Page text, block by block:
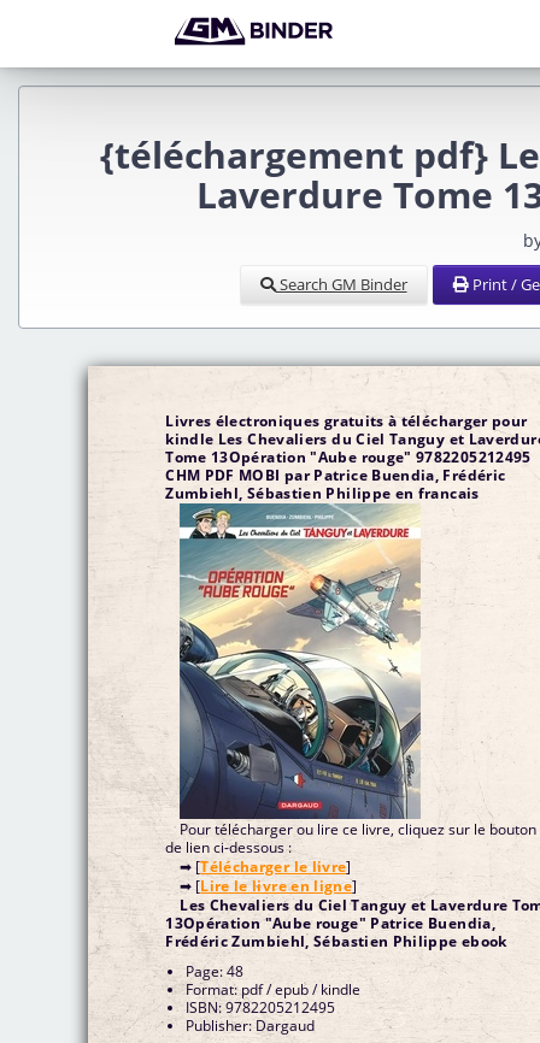
{téléchargement pdf}
Laverdure Tome
Search GM Binder Print /
Livres électroniques gratuits à télécharger pour
kindle Les Chevaliers du Ciel Tanguy et
Tome 13Opération "Aube rouge" 9782205212495
CHM PDF MOBI par Patrice Buendia, Frédéric
Zumbiehl, Sébastien Philippe en francais
Pour télécharger ou lire ce livre, cliquez sur le bouton
de lien ci-dessous :
➡ [Télécharger le livre]
➡ [Lire le livre en ligne]
Les Chevaliers du Ciel Tanguy et Laverdure
13Opération "Aube rouge" Patrice Buendia,
Frédéric Zumbiehl, Sébastien Philippe ebook
Page: 48
Format: pdf / epub / kindle
ISBN: 9782205212495
Publisher: Dargaud